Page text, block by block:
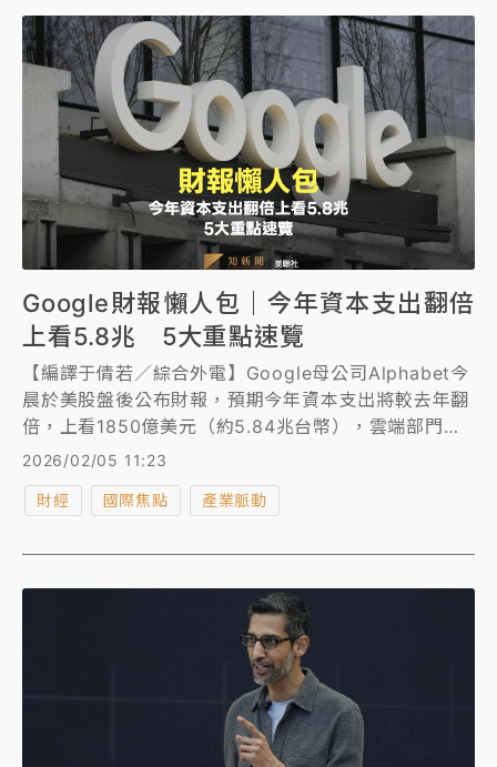
Google財報懶人包｜今年資本支出翻倍
上看5.8兆 5大重點速覽
【編譯于倩若／綜合外電】Google母公司Alphabet今
晨於美股盤後公布財報，預期今年資本支出將較去年翻
倍，上看1850億美元（約5.84兆台幣），雲端部門
Google Cloud上季營收年比飆增48％、成長驚人。
《知新聞》整理今早財報與法說會5大重點。
2026/02/05 11:23
財經 國際焦點 產業脈動